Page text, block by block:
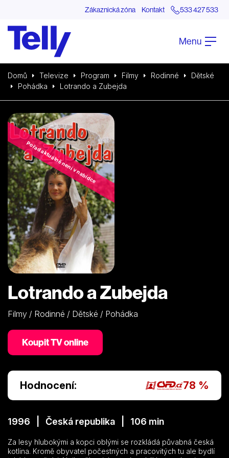
Zákaznická zóna Kontakt 533 427 533
Menu
Domů Televize Program Filmy Rodinné
Dětské
Pohádka
Lotrando a Zubejda
Pořad aktuálně není v nabídce
Lotrando a Zubejda
Filmy / Rodinné / Dětské / Pohádka
Koupit TV online
Hodnocení: 78 %
1996 | Česká republika | 106 min
Za lesy hlubokými a kopci oblými se rozkládá půvabná česká
kotlina. Kromě obyvatel počestných a pracovitých tu ale bydlí